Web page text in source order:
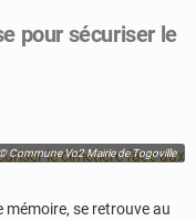
pour sécuriser le
Commune Vo2 Mairie de Togoville
mémoire, se retrouve au